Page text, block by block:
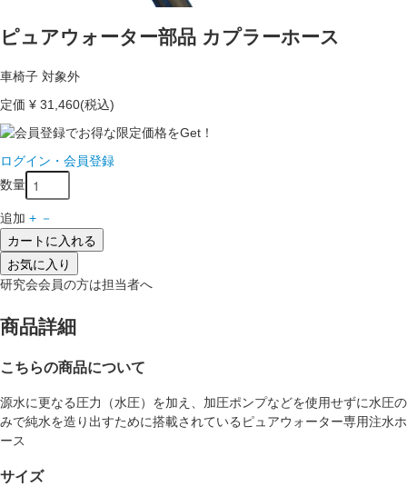
ピュアウォーター部品 カプラーホース
車椅子 対象外
定価 ¥ 31,460(税込)
ログイン・会員登録
数量
追加 + －
カートに入れる
お気に入り
研究会会員の方は担当者へ
商品詳細
こちらの商品について
源水に更なる圧力（水圧）を加え、加圧ポンプなどを使用せずに水圧の
みで純水を造り出すために搭載されているピュアウォーター専用注水ホ
ース
サイズ